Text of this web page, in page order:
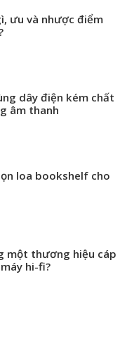
ưu và nhược điểm
dây điện kém chất
âm thanh
loa bookshelf cho
một thương hiệu cáp
hi-fi?